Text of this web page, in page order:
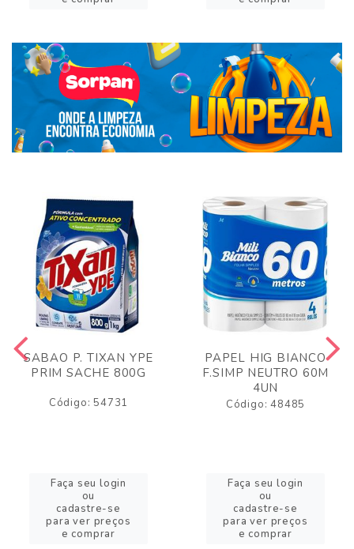
SABAO P. TIXAN YPE
PRIM SACHE 800G
Código: 54731
Faça seu login
ou
cadastre-se
para ver preços
e comprar
PAPEL HIG BIANCO
F.SIMP NEUTRO 60M
4UN
Código: 48485
Faça seu login
ou
cadastre-se
para ver preços
e comprar